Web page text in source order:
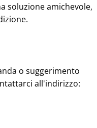
soluzione amichevole,
o suggerimento
all'indirizzo: